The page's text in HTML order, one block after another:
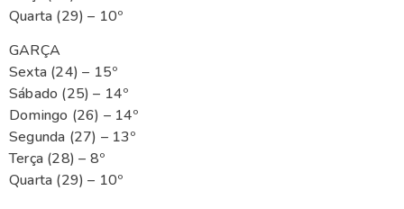
Quarta (29) – 10º
GARÇA
Sexta (24) – 15º
Sábado (25) – 14º
Domingo (26) – 14º
Segunda (27) – 13º
Terça (28) – 8º
Quarta (29) – 10º